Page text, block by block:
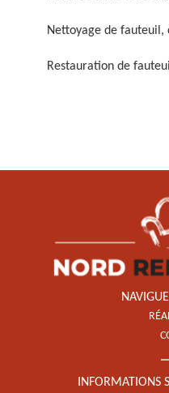
Nettoyage de fauteuil,
Restauration de
INFORMATIONS